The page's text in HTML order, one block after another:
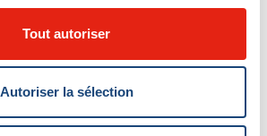
Tout autoriser
Autoriser la sélection
qui a été fourni à votre
tiers et dont l'information de
la communication permettrait
par écrit à ce que ce
et sa provenance vous soient